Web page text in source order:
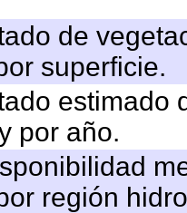
de
superficie.
estimado
por año.
región